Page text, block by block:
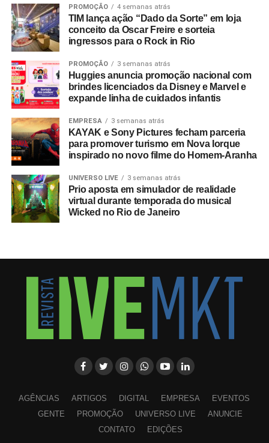
realiza a Zona de Impulso, espaço de consultoria e
qualificação destinado a criadores com projetos
audiovisuais em fase de desenvolvimento.
A participação nas atividades presenciais é gratuita, com
inscrições sujeitas à lotação por meio das páginas
oficiais do festival. Dando sequência à programação, a
Mostra Audiovisual comKids ocorre de 20 de agosto a 27
de setembro em formato híbrido, com exibições em
centros culturais, no Circuito Spcine e nas plataformas de
streamingItaú Cultural Play e Spcine Play.
PROMOÇÃO 4 semanas atrás
TIM lança ação “Dado da Sorte” em loja
conceito da Oscar Freire e sorteia
ingressos para o Rock in Rio
PROMOÇÃO 3 semanas atrás
Huggies anuncia promoção nacional com
brindes licenciados da Disney e Marvel e
expande linha de cuidados infantis
EMPRESA 3 semanas atrás
KAYAK e Sony Pictures fecham parceria
para promover turismo em Nova Iorque
inspirado no novo filme do Homem-Aranha
UNIVERSO LIVE 3 semanas atrás
Prio aposta em simulador de realidade
virtual durante temporada do musical
Wicked no Rio de Janeiro
AGÊNCIAS ARTIGOS DIGITAL EMPRESA
EVENTOS
GENTE
PROMOÇÃO UNIVERSO LIVE
ANUNCIE
CONTATO
EDIÇÕES